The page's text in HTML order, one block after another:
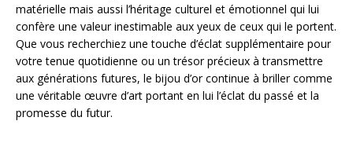
matérielle mais aussi l’héritage culturel et émotionnel qui lui
confère une valeur inestimable aux yeux de ceux qui le portent.
Que vous recherchiez une touche d’éclat supplémentaire pour
votre tenue quotidienne ou un trésor précieux à transmettre
aux générations futures, le bijou d’or continue à briller comme
une véritable œuvre d’art portant en lui l’éclat du passé et la
promesse du futur.